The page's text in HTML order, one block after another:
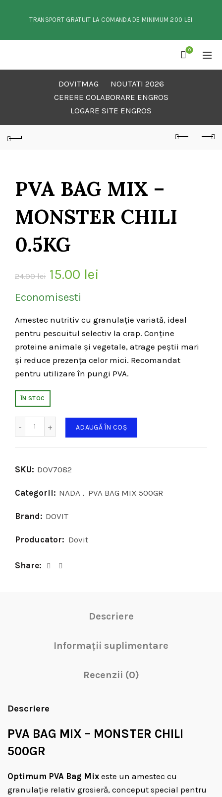
TRANSPORT GRATUIT LA COMANDA DE MINIMUM 200 LEI
0
DOVITMAG
NOUTATI 2026
CERERE COLABORARE ENGROS
LOGARE SITE ENGROS
PVA BAG MIX –
MONSTER CHILI
0.5KG
24.00lei Prețul
inițial
a
fost:
24.00 lei.
15.00 lei
este:
15.00 lei.
Economisesti
Amestec nutritiv cu granulație variată, ideal
pentru pescuitul selectiv la crap. Conține
proteine animale și vegetale, atrage peștii mari
și reduce prezența celor mici. Recomandat
pentru utilizare în pungi PVA.
ÎN STOC
ADAUGĂ ÎN COȘ
SKU: DOV7082
Categorii: NADA , PVA BAG MIX 500GR
Brand: DOVIT
Producator: Dovit
Share
Descriere
Informații suplimentare
Recenzii (0)
Descriere
PVA BAG MIX – MONSTER CHILI
500GR
Optimum PVA Bag Mix este un amestec cu
granulație relativ grosieră, conceput special pentru